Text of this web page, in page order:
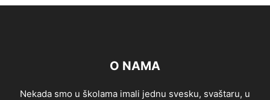
O NAMA
Nekada smo u školama imali jednu svesku, svaštaru, u